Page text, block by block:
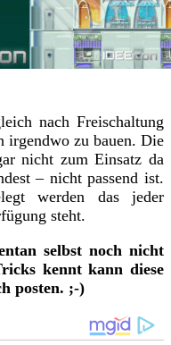
nach Freischaltung
irgendwo zu bauen. Die
nicht zum Einsatz da
– nicht passend ist.
werden das jeder
steht.
selbst noch nicht
kennt kann diese
posten. ;-)